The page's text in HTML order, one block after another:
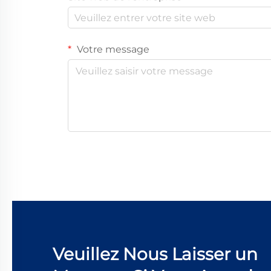
Votre message
Veuillez Nous Laisser un